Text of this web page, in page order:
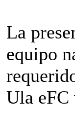
La
equipo
Ula eFC